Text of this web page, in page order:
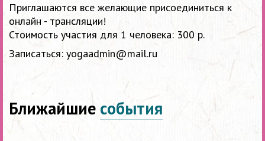
Приглашаются все желающие присоединиться к
онлайн - трансляции!
Стоимость участия для 1 человека: 300 р.
Записаться: yogaadmin@mail.ru
Ближайшие события